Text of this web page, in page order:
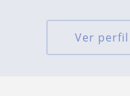
Ver perfil